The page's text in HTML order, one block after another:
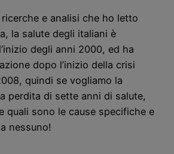
e analisi che ho letto
la salute degli italiani è
degli anni 2000, ed ha
dopo l’inizio della crisi
quindi se vogliamo la
perdita di sette anni di salute,
quali sono le cause specifiche e
nessuno!